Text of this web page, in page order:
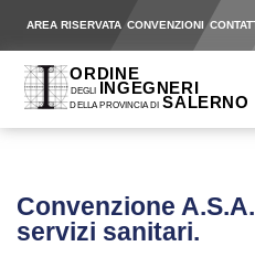
AREA RISERVATA CONVENZIONI
Convenzione
servizi sanitari.